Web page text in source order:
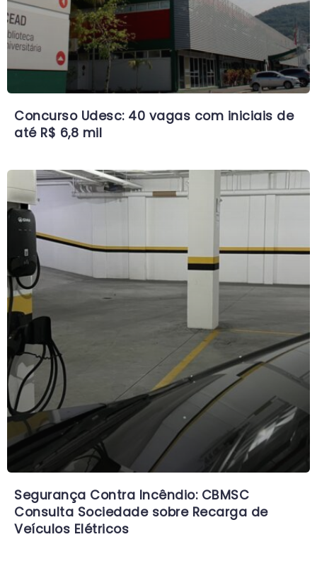
Concurso Udesc: 40 vagas com iniciais de
até R$ 6,8 mil
Segurança Contra Incêndio: CBMSC
Consulta Sociedade sobre Recarga de
Veículos Elétricos